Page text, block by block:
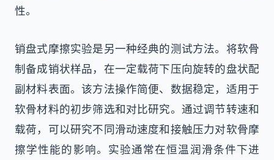
性。
销盘式摩擦实验是另一种经典的测试方法。将软骨
制备成销状样品，在一定载荷下压向旋转的盘状配
副材料表面。该方法操作简便、数据稳定，适用于
软骨材料的初步筛选和对比研究。通过调节转速和
载荷，可以研究不同滑动速度和接触压力对软骨摩
擦学性能的影响。实验通常在恒温润滑条件下进